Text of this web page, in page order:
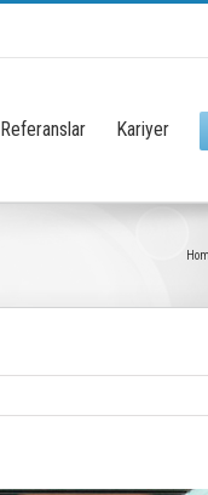
Referanslar Kariyer